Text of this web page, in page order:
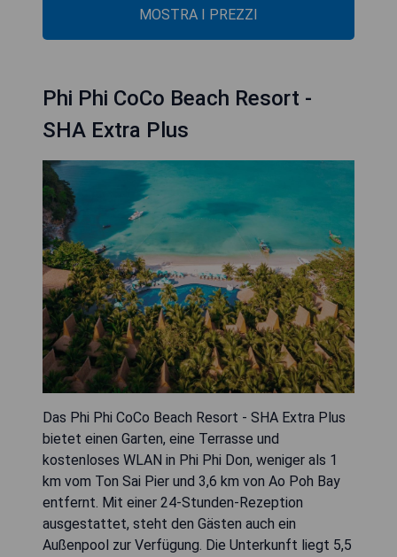
MOSTRA I PREZZI
Phi Phi CoCo Beach Resort -
SHA Extra Plus
Das Phi Phi CoCo Beach Resort - SHA Extra Plus
bietet einen Garten, eine Terrasse und
kostenloses WLAN in Phi Phi Don, weniger als 1
km vom Ton Sai Pier und 3,6 km von Ao Poh Bay
entfernt. Mit einer 24-Stunden-Rezeption
ausgestattet, steht den Gästen auch ein
Außenpool zur Verfügung. Die Unterkunft liegt 5,5